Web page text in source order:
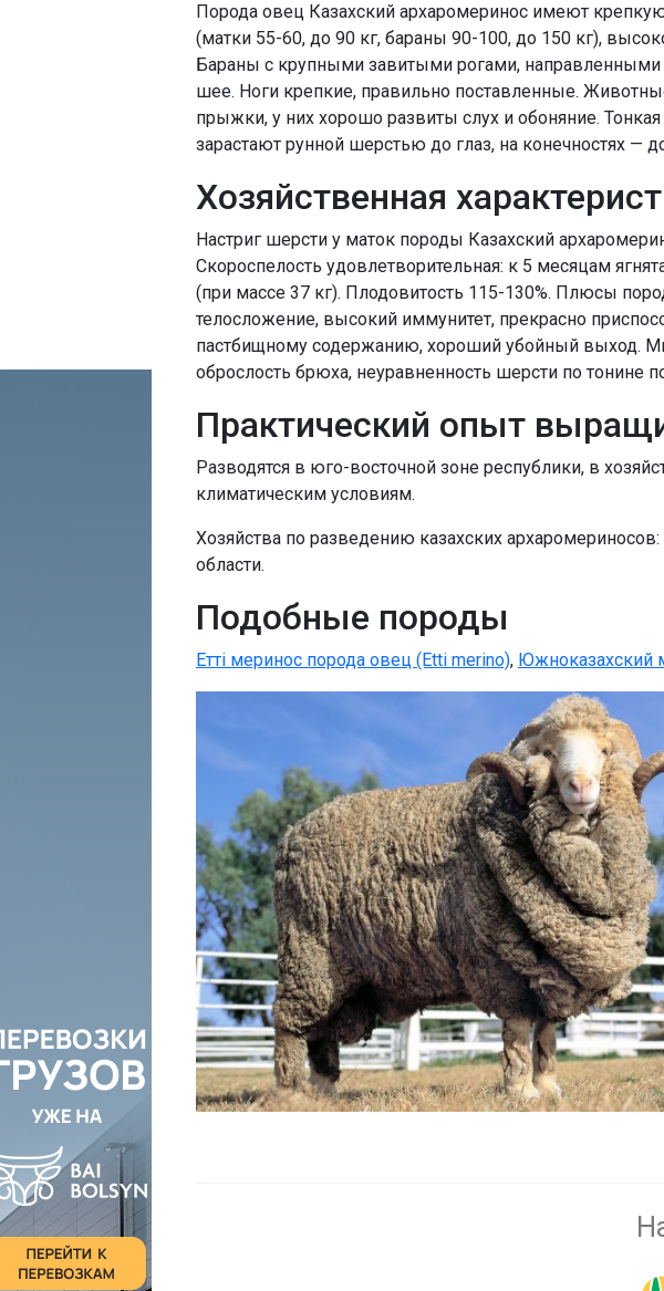
Порода овец Казахский архаромеринос имеют
(матки 55-60, до 90 кг, бараны 90-100, до 150 кг),
Бараны с крупными завитыми рогами,
шее. Ноги крепкие, правильно поставленные.
прыжки, у них хорошо развиты слух и обоняние.
зарастают рунной шерстью до глаз, на конечностях —
Хозяйственная
Настриг шерсти у маток породы Казахский
Скороспелость удовлетворительная: к 5 месяцам
(при массе 37 кг). Плодовитость 115-130%. Плюсы
телосложение, высокий иммунитет, прекрасно
пастбищному содержанию, хороший убойный выход.
оброслость брюха, неуравненность шерсти по тонине
Практический опыт
Разводятся в юго-восточной зоне республики, в
климатическим условиям.
Хозяйства по разведению казахских
области.
Подобные породы
Еттi меринос порода овец (Etti merino), Южноказахский